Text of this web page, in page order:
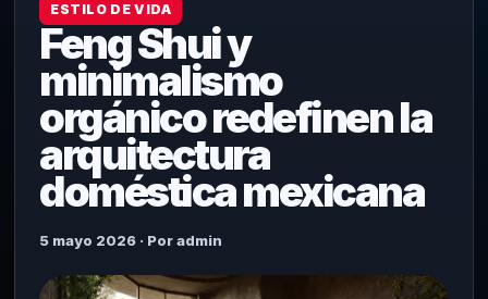
ESTILO DE VIDA
Feng Shui y
minimalismo
orgánico redefinen la
arquitectura
doméstica mexicana
5 mayo 2026 · Por admin